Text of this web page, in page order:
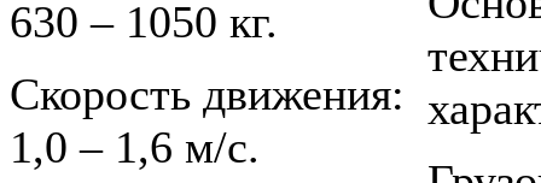
630– 1050 кг.
Скорость движения:
1,0 –1,6 м/с.